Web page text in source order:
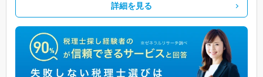
詳細を見る